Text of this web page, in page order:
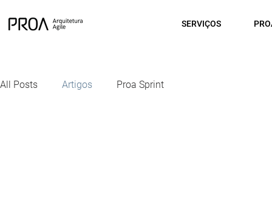
SERVIÇOS
All Posts Artigos Proa Sprint